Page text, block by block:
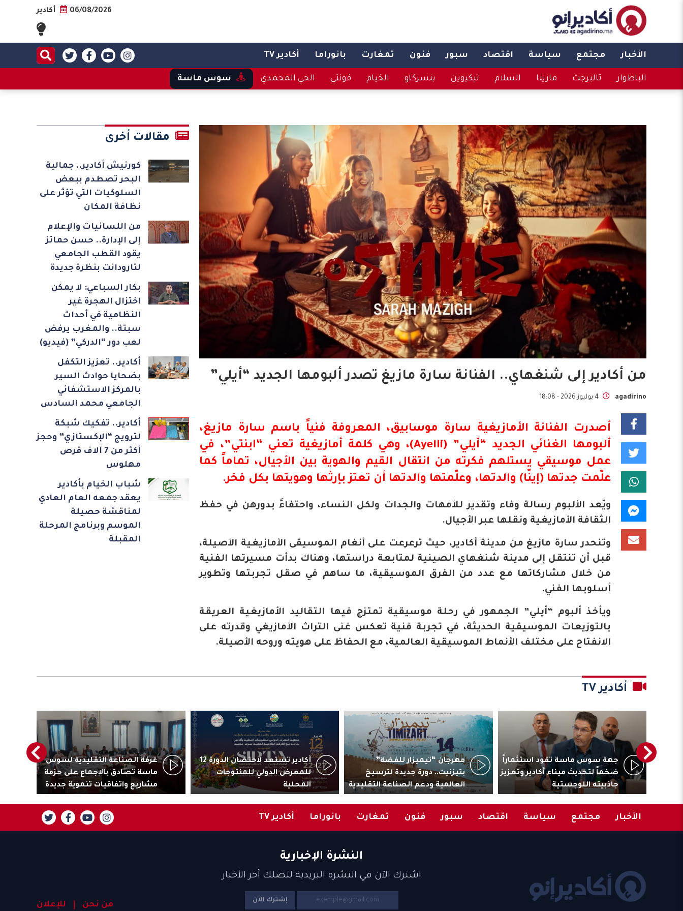
06/08/2026 أكادير
الأخبار مجتمع سياسة اقتصاد سبور فنون تمغارت بانوراما أكادير TV
الباطوار تالبرجت مارينا السلام تيكيوين بنسركاو الخيام فونتي الحي المحمدي سوس ماسة
من أكادير إلى شنغهاي.. الفنانة سارة مازيغ تصدر ألبومها الجديد “أيلي”
agadirino 4 يوليوز 2026 - 18:08
أصدرت الفنانة الأمازيغية سارة موسابيق، المعروفة فنياً باسم سارة مازيغ،
ألبومها الغنائي الجديد “أيلي” (Ayelli)، وهي كلمة أمازيغية تعني “ابنتي”، في
عمل موسيقي يستلهم فكرته من انتقال القيم والهوية بين الأجيال، تماماً كما
علّمت جدتها (إينّا) والدتها، وعلّمتها والدتها أن تعتز بإرثها وهويتها بكل فخر.
ويُعد الألبوم رسالة وفاء وتقدير للأمهات والجدات ولكل النساء، واحتفاءً بدورهن في حفظ
الثقافة الأمازيغية ونقلها عبر الأجيال.
وتنحدر سارة مازيغ من مدينة أكادير، حيث ترعرعت على أنغام الموسيقى الأمازيغية الأصيلة،
قبل أن تنتقل إلى مدينة شنغهاي الصينية لمتابعة دراستها، وهناك بدأت مسيرتها الفنية
من خلال مشاركاتها مع عدد من الفرق الموسيقية، ما ساهم في صقل تجربتها وتطوير
أسلوبها الفني.
ويأخذ ألبوم “أيلي” الجمهور في رحلة موسيقية تمتزج فيها التقاليد الأمازيغية العريقة
بالتوزيعات الموسيقية الحديثة، في تجربة فنية تعكس غنى التراث الأمازيغي وقدرته على
الانفتاح على مختلف الأنماط الموسيقية العالمية، مع الحفاظ على هويته وروحه الأصيلة.
مقالات أخرى
كورنيش أكادير.. جمالية
البحر تصطدم ببعض
السلوكيات التي تؤثر على
نظافة المكان
من اللسانيات والإعلام
إلى الإدارة.. حسن حمائز
يقود القطب الجامعي
لتارودانت بنظرة جديدة
بكار السباعي: لا يمكن
اختزال الهجرة غير
النظامية في أحداث
سبتة.. والمغرب يرفض
لعب دور “الدركي” (فيديو)
أكادير.. تعزيز التكفل
بضحايا حوادث السير
بالمركز الاستشفائي
الجامعي محمد السادس
أكادير.. تفكيك شبكة
لترويج “الإكستازي” وحجز
أكثر من 7 آلاف قرص
مهلوس
شباب الخيام بأكادير
يعقد جمعه العام العادي
لمناقشة حصيلة
الموسم وبرنامج المرحلة
المقبلة
أكادير TV
جهة سوس ماسة تقود استثماراً
ضخماً لتحديث ميناء أكادير وتعزيز
جاذبيته اللوجستية
مهرجان “تيميزار للفضة”
بتيزنيت.. دورة جديدة لترسيخ
العالمية ودعم الصناعة التقليدية
أكادير تستعد لاحتضان الدورة 12
للمعرض الدولي للمنتوجات
المحلية
غرفة الصناعة التقليدية لسوس
ماسة تصادق بالإجماع على حزمة
مشاريع واتفاقيات تنموية جديدة
الأخبار مجتمع سياسة اقتصاد سبور فنون تمغارت بانوراما أكادير TV
النشرة الإخبارية
اشترك الآن في النشرة البريدية لتصلك آخر الأخبار
إشترك الآن من نحن للإعلان